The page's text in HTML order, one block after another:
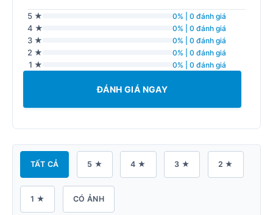
5 ★ 0% | 0 đánh giá
4 ★ 0% | 0 đánh giá
3 ★ 0% | 0 đánh giá
2 ★ 0% | 0 đánh giá
1 ★ 0% | 0 đánh giá
ĐÁNH GIÁ NGAY
TẤT CẢ 5 ★ 4 ★ 3 ★ 2 ★
1 ★ CÓ ẢNH